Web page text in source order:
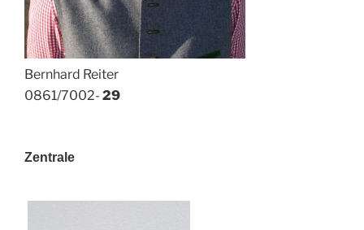
Bernhard Reiter
0861/7002- 29
Zentrale